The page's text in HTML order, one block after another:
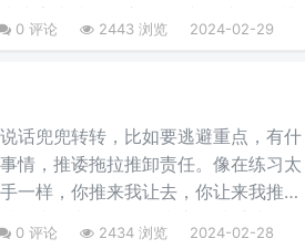
来字去掉一竖之后是“夹”，并且微博
行为称为“夹”，所以来去之间喜提夹
0 评论 2443 浏览 2024-02-29
话兜兜转转，比如要逃避重点，有什
情，推诿拖拉推卸责任。像在练习太
一样，你推来我让去，你让来我推
推来推去，不明确表态，避重就轻含
0 评论 2434 浏览 2024-02-28